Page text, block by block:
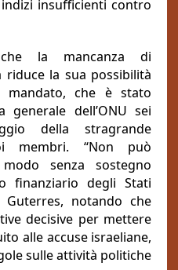
insufficienti contro
la mancanza di
riduce la sua possibilità
che è stato
generale dell’ONU sei
della stragrande
membri. “Non può
senza sostegno
finanziario degli Stati
notando che
decisive per mettere
alle accuse israeliane,
sulle attività politiche